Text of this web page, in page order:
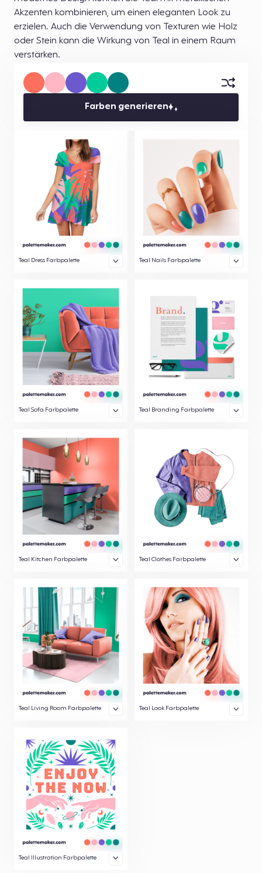
Akzenten kombinieren, um einen eleganten Look zu
erzielen. Auch die Verwendung von Texturen wie Holz
oder Stein kann die Wirkung von Teal in einem Raum
verstärken.
Farben generieren
Teal Dress Farbpalette Teal Nails Farbpalette
Teal Sofa Farbpalette Teal Branding Farbpalette
Teal Kitchen Farbpalette Teal Clothes Farbpalette
Teal Living Room Farbpalette Teal Look Farbpalette
Teal Illustration Farbpalette